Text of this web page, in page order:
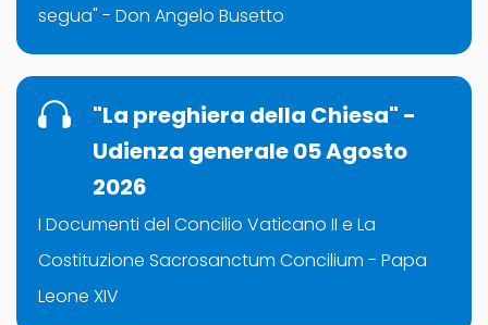
segua" - Don Angelo Busetto
"La preghiera della Chiesa" -
Udienza generale 05 Agosto
2026
I Documenti del Concilio Vaticano II e La
Costituzione Sacrosanctum Concilium - Papa
Leone XIV